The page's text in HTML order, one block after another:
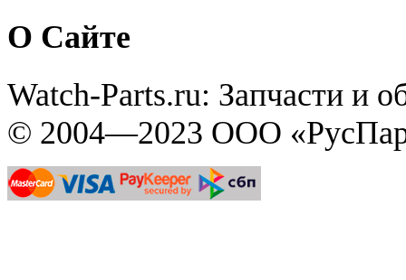
О Сайте
Watch-Parts.ru: Запчасти и
© 2004—2023 ООО